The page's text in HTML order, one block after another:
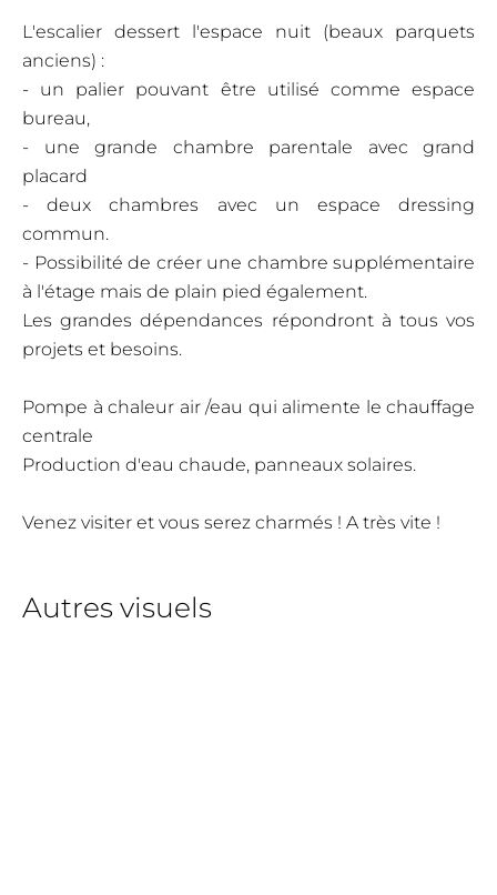
L'escalier dessert l'espace nuit (beaux parquets
anciens) :
- un palier pouvant être utilisé comme espace
bureau,
- une grande chambre parentale avec grand
placard
- deux chambres avec un espace dressing
commun.
- Possibilité de créer une chambre supplémentaire
à l'étage mais de plain pied également.
Les grandes dépendances répondront à tous vos
projets et besoins.
Pompe à chaleur air /eau qui alimente le chauffage
centrale
Production d'eau chaude, panneaux solaires.
Venez visiter et vous serez charmés ! A très vite !
Autres visuels